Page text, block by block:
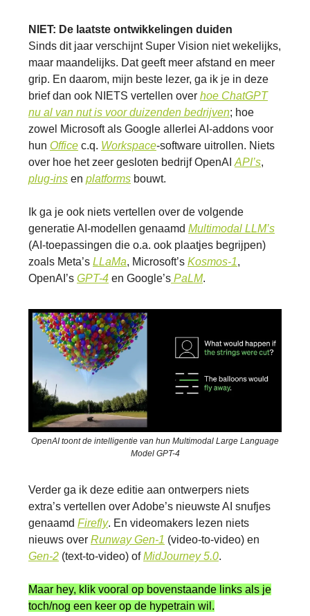
NIET: De laatste ontwikkelingen duiden
Sinds dit jaar verschijnt Super Vision niet wekelijks,
maar maandelijks. Dat geeft meer afstand en meer
grip. En daarom, mijn beste lezer, ga ik je in deze
brief dan ook NIETS vertellen over hoe ChatGPT
nu al van nut is voor duizenden bedrijven; hoe
zowel Microsoft als Google allerlei AI-addons voor
hun Office c.q. Workspace-software uitrollen. Niets
over hoe het zeer gesloten bedrijf OpenAI API’s,
plug-ins en platforms bouwt.
Ik ga je ook niets vertellen over de volgende
generatie AI-modellen genaamd Multimodal LLM’s
(AI-toepassingen die o.a. ook plaatjes begrijpen)
zoals Meta’s LLaMa, Microsoft’s Kosmos-1,
OpenAI’s GPT-4 en Google’s PaLM.
OpenAI toont de intelligentie van hun Multimodal Large Language
Model GPT-4
Verder ga ik deze editie aan ontwerpers niets
extra’s vertellen over Adobe’s nieuwste AI snufjes
genaamd Firefly. En videomakers lezen niets
nieuws over Runway Gen-1 (video-to-video) en
Gen-2 (text-to-video) ofMidJourney 5.0.
Maar hey, klik vooral op bovenstaande links als je
toch/nog een keer op de hypetrain wil.